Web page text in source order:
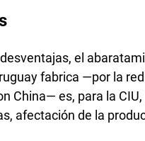
el
fabrica —por la
China— es, para la
afectación de la